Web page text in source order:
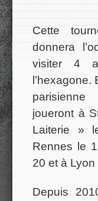
Cette
donnera
visiter 4
l’hexagone.
joueront à
Laiterie »
Rennes le
20 et à Lyon
Depuis